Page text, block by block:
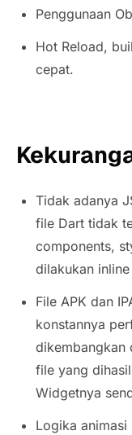
Penggunaan
Hot Reload,
cepat.
Tidak adanya
file Dart tidak
components,
dilakukan
File APK dan
konstannya
dikembangkan
file yang
Widgetnya
Logika animasi